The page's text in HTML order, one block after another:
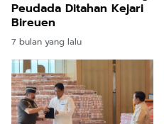
Peudada Ditahan Kejari
Bireuen
7 bulan yang lalu